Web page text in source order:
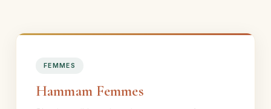
FEMMES
Hammam Femmes